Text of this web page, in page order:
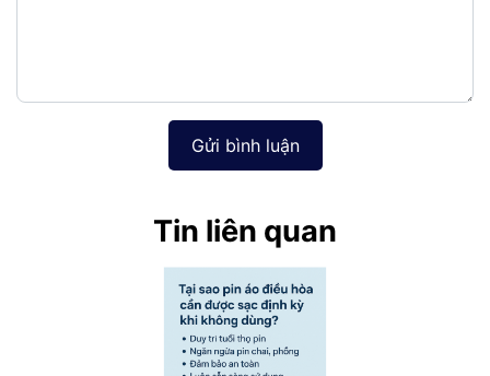
Gửi bình luận
Tin liên quan